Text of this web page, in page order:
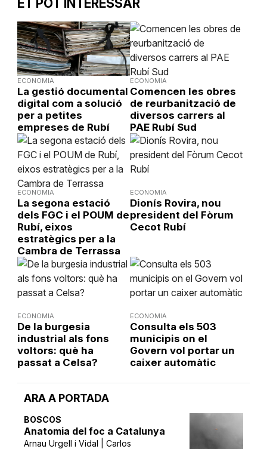
ARA A PORTADA
BOSCOS
Anatomia del foc a Catalunya
Arnau Urgell i Vidal | Carlos
ET POT INTERESSAR
ECONOMIA
La gestió documental
digital com a solució
per a petites
empreses de Rubí
ECONOMIA
Comencen les obres
de reurbanització de
diversos carrers al
PAE Rubí Sud
ECONOMIA
La segona estació
dels FGC i el POUM de
Rubí, eixos
estratègics per a la
Cambra de Terrassa
ECONOMIA
Dionís Rovira, nou
president del Fòrum
Cecot Rubí
ECONOMIA
De la burgesia
industrial als fons
voltors: què ha
passat a Celsa?
ECONOMIA
Consulta els 503
municipis on el
Govern vol portar un
caixer automàtic